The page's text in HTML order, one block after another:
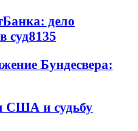
дело
суд8135
Бундесвера:
США и судьбу